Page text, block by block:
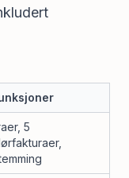
5